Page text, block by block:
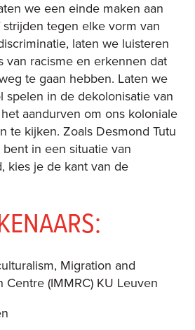
we een einde maken aan
tegen elke vorm van
laten we luisteren
van racisme en erkennen dat
te gaan hebben. Laten we
spelen in de dekolonisatie van
aandurven om ons koloniale
te kijken. Zoals Desmond Tutu
bent in een situatie van
kies je de kant van de
Migration and
Centre (IMMRC) KU Leuven